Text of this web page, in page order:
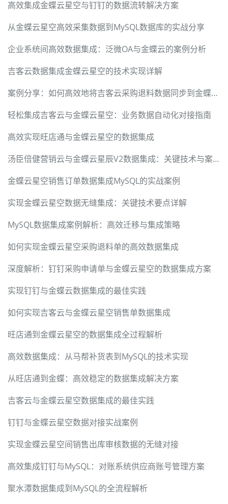
高效集成金蝶云星空与钉钉的数据流转解决方案
从金蝶云星空高效采集数据到MySQL数据库的实战分享
企业系统间高效数据集成：泛微OA与金蝶云的案例分析
吉客云数据集成金蝶云星空的技术实现详解
案例分享：如何高效地将吉客云采购退料数据同步到金蝶云星空
轻松集成吉客云与金蝶云星空：业务数据自动化对接指南
高效实现旺店通与金蝶云星空的数据集成
汤臣倍健营销云与金蝶云星辰V2数据集成：关键技术与案例
金蝶云星空销售订单数据集成MySQL的实战案例
实现金蝶云星空数据无缝集成：关键技术要点详解
MySQL数据集成案例解析：高效迁移与集成策略
如何实现金蝶云星空采购退料单的高效数据集成
深度解析：钉钉采购申请单与金蝶云星空的数据集成方案
实现钉钉与金蝶云数据集成的最佳实践
如何实现吉客云与金蝶云星空销售单数据集成
旺店通到金蝶云星空的数据集成全过程解析
高效数据集成：从马帮补货表到MySQL的技术实现
从旺店通到金蝶：高效稳定的数据集成解决方案
吉客云与金蝶云星空数据集成的最佳实践
钉钉与金蝶云星空数据对接实战案例
实现金蝶云星空间销售出库审核数据的无缝对接
高效集成钉钉与MySQL：对账系统供应商账号管理方案
聚水潭数据集成到MySQL的全流程解析